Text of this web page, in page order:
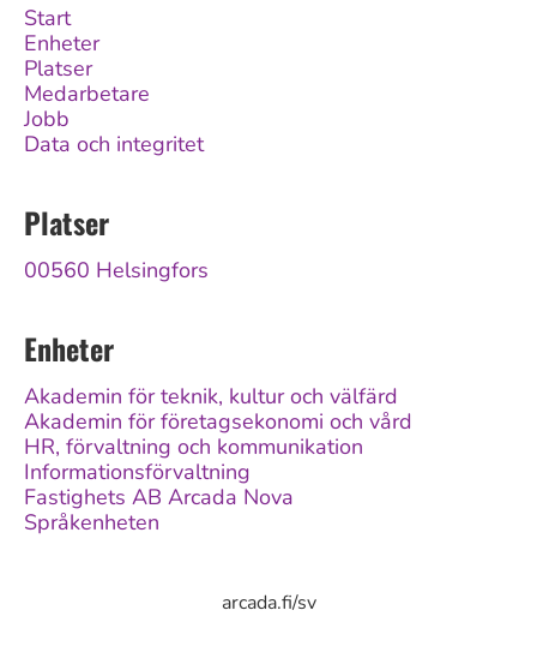
Start
Enheter
Platser
Medarbetare
Jobb
Data och integritet
Platser
00560 Helsingfors
Enheter
Akademin för teknik, kultur och välfärd
Akademin för företagsekonomi och vård
HR, förvaltning och kommunikation
Informationsförvaltning
Fastighets AB Arcada Nova
Språkenheten
arcada.fi/sv